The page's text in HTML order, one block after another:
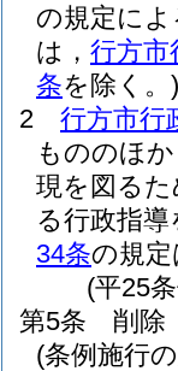
の規定に
は， 行方市
条を除く。)
2
行方市行
もののほ
現を図る
る行政指
34条の規
(平25
第5条
削除
(条例施行